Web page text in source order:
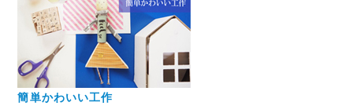
簡単かわいい工作